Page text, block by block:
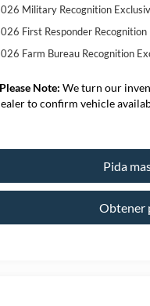
Military Recognition
First Responder
Farm Bureau Recognition
Please Note: We turn our
to confirm vehicle
Pida
Obtener